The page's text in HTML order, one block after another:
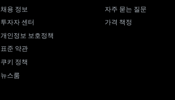
채용 정보
투자자 센터
개인정보 보호정책
표준 약관
쿠키 정책
뉴스룸
자주 묻는 질문
가격 책정